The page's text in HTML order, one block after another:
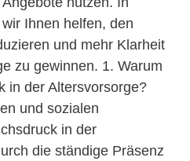
Ihnen helfen, den
und mehr Klarheit
zu gewinnen. 1. Warum
in der Altersvorsorge?
und sozialen
in der
die ständige Präsenz